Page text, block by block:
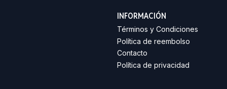
INFORMACIÓN
Términos y Condiciones
Política de reembolso
Contacto
Política de privacidad